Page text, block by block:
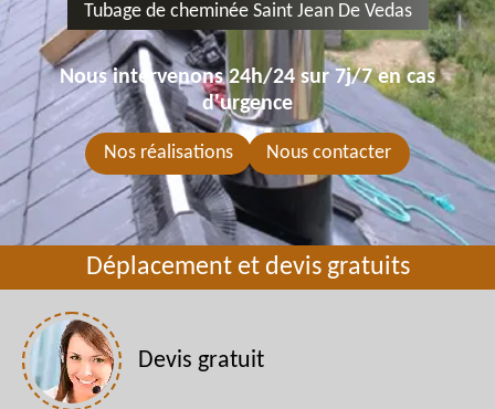
Tubage de cheminée Saint Jean De Vedas
Nous intervenons 24h/24 sur 7j/7 en cas
d'urgence
Nos réalisations Nous contacter
Déplacement et devis gratuits
Devis gratuit